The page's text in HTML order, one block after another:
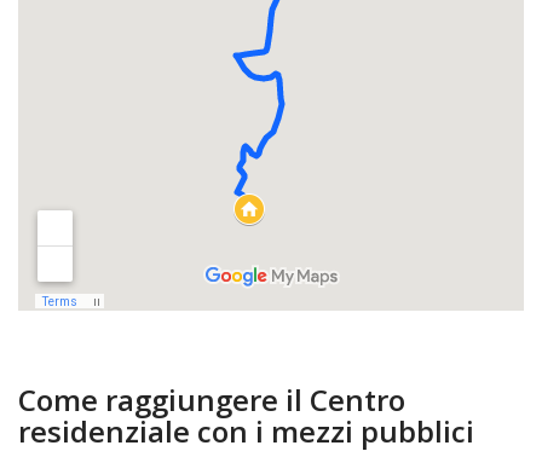
Come raggiungere il Centro
residenziale con i mezzi pubblici